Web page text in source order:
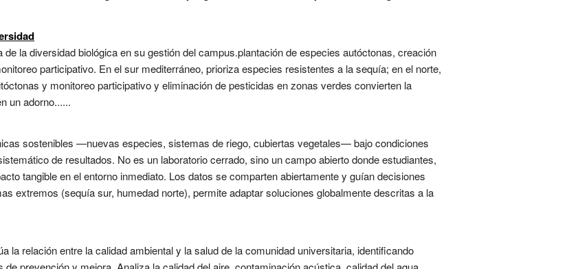
la diversidad biológica en su gestión del campus.plantación de especies autóctonas, creación
participativo. En el sur mediterráneo, prioriza especies resistentes a la sequía; en el norte,
y monitoreo participativo y eliminación de pesticidas en zonas verdes convierten la
un adorno......
sostenibles —nuevas especies, sistemas de riego, cubiertas vegetales— bajo condiciones
de resultados. No es un laboratorio cerrado, sino un campo abierto donde estudiantes,
tangible en el entorno inmediato. Los datos se comparten abiertamente y guían decisiones
extremos (sequía sur, humedad norte), permite adaptar soluciones globalmente descritas a la
la relación entre la calidad ambiental y la salud de la comunidad universitaria, identificando